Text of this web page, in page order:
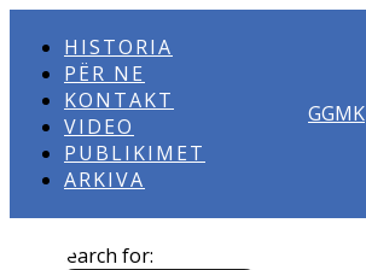
HISTORIA
PËR NE
KONTAKT
VIDEO
PUBLIKIMET
ARKIVA
GGMK
Search for: